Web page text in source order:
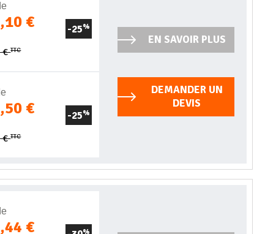
€
€TTC
-25%
€
€TTC
-25%
EN SAVOIR PLUS
DEMANDER UN
DEVIS
€ %